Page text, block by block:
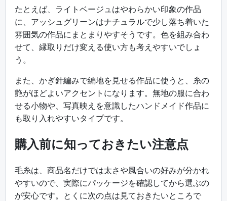
たとえば、ライトベージュはやわらかい印象の作品
に、アッシュグリーンはナチュラルで少し落ち着いた
雰囲気の作品にまとまりやすそうです。色を組み合わ
せて、縁取りだけ変える使い方も考えやすいでしょ
う。
また、かぎ針編みで編地を見せる作品に使うと、糸の
艶がほどよいアクセントになります。無地の服に合わ
せる小物や、写真映えを意識したハンドメイド作品に
も取り入れやすいタイプです。
購入前に知っておきたい注意点
毛糸は、商品名だけでは太さや風合いの好みが分かれ
やすいので、実際にパッケージを確認してから選ぶの
が安心です。とくに次の点は見ておきたいところで